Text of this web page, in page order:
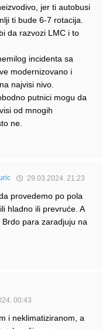
jer ti autobusi
ti bude 6-7 rotacija.
da razvozi LMC i to
incidenta sa
modernizovano i
najvisi nivo.
putnici mogu da
od mnogih
ne.
29.03.2024. 21:23
provedemo po pola
hladno ili prevruće. A
para zaradjuju na
00:43
i neklimatiziranom, a